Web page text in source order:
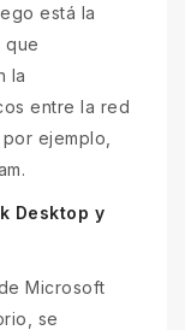
está la
que
la
entre la red
ejemplo,
Desktop y
Microsoft
se